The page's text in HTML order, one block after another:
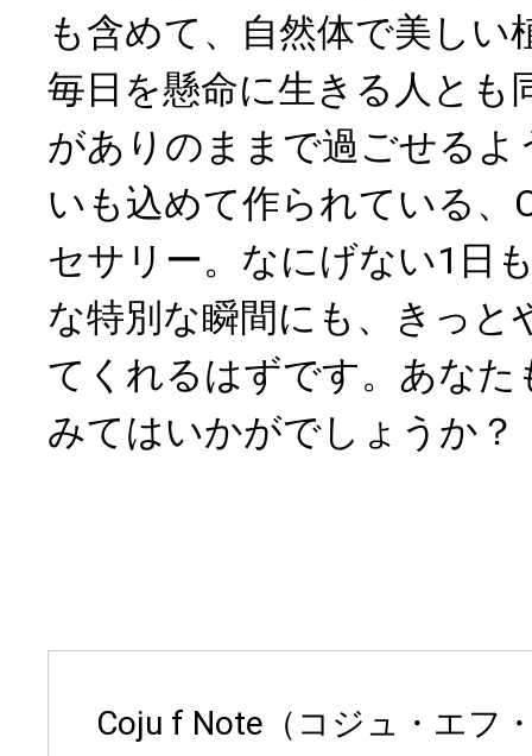
も含めて、自然体で美しい
毎日を懸命に生きる人とも
がありのままで過ごせるよ
いも込めて作られている、
セサリー。なにげない1日
な特別な瞬間にも、きっと
てくれるはずです。あなた
みてはいかがでしょうか？
Coju f Note（コジュ・エフ